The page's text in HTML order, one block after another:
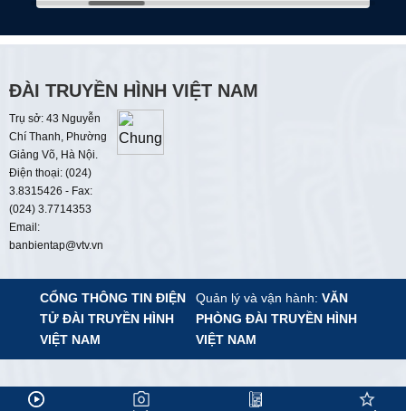
Sứ mệnh mới của ngoại giao Việt Nam
09:30
Văn học nghệ thuật
Sắc áo người chiến sĩ công an
10:00
Làng Sấu
11:00 Tài chính - Kinh doanh
11:45 Góc nhìn văn hóa
12:00 Thời sự
ĐÀI TRUYỀN HÌNH VIỆT NAM
Trụ sở: 43 Nguyễn
Chí Thanh, Phường
Giảng Võ, Hà Nội.
Điện thoại: (024)
3.8315426 - Fax:
(024) 3.7714353
Email:
banbientap@vtv.vn
CỔNG THÔNG TIN ĐIỆN
TỬĐÀI TRUYỀN HÌNH
VIỆT NAM
Quản lý và vận hành: VĂN
PHÒNG ĐÀI TRUYỀN HÌNH
VIỆT NAM